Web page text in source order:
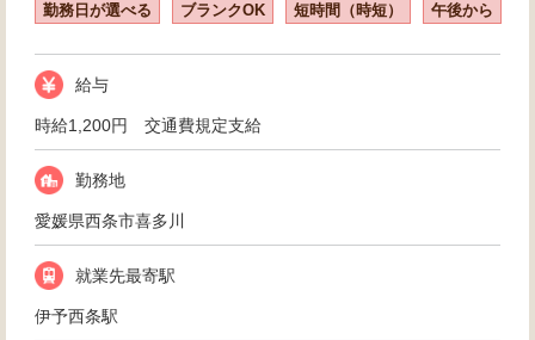
勤務日が選べる ブランクOK 短時間（時短） 午後から
給与
時給1,200円 交通費規定支給
勤務地
愛媛県西条市喜多川
就業先最寄駅
伊予西条駅